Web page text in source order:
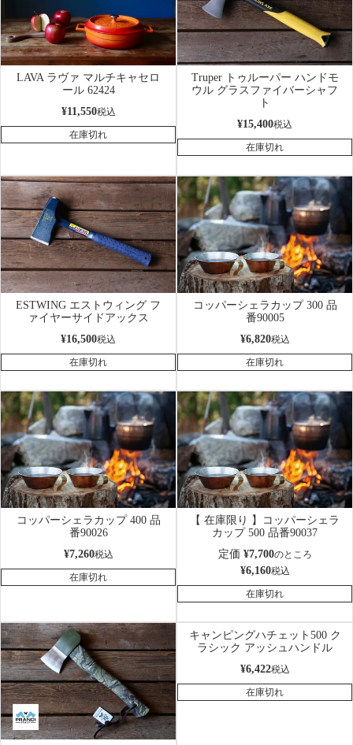
LAVA ラヴァ マルチキャセロ
ール 62424
¥11,550税込
在庫切れ
Truper トゥルーパー ハンドモ
ウル グラスファイバーシャフ
ト
¥15,400税込
在庫切れ
ESTWING エストウィング フ
ァイヤーサイドアックス
¥16,500税込
在庫切れ
コッパーシェラカップ 300 品
番90005
¥6,820税込
在庫切れ
コッパーシェラカップ 400 品
番90026
¥7,260税込
在庫切れ
【 在庫限り 】コッパーシェラ
カップ 500 品番90037
定価 ¥7,700のところ
¥6,160税込
在庫切れ
キャンピングハチェット500 ク
ラシック アッシュハンドル
¥6,422税込
在庫切れ